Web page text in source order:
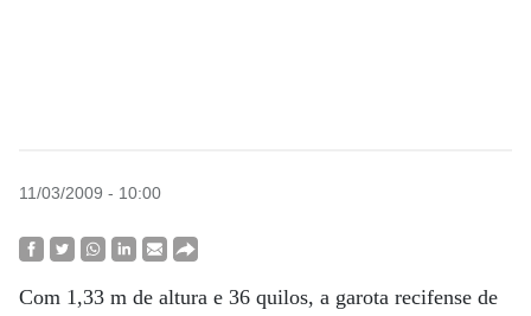
11/03/2009 - 10:00
Com 1,33 m de altura e 36 quilos, a garota recifense de